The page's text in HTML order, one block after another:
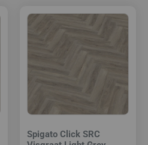
Spigato Click SRC